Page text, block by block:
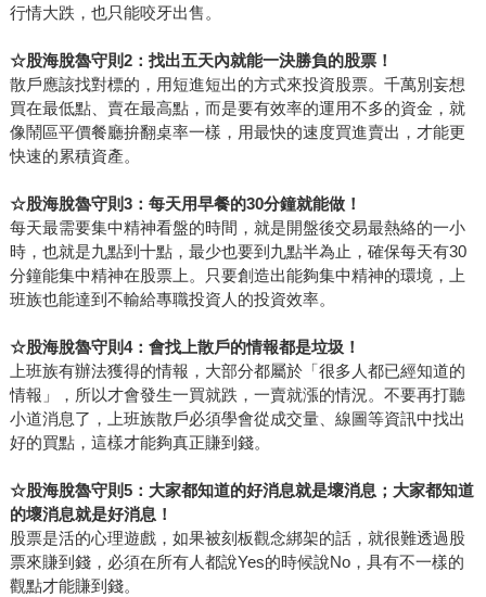
行情大跌，也只能咬牙出售。
☆股海脫魯守則2：找出五天內就能一決勝負的股票！
散戶應該找對標的，用短進短出的方式來投資股票。千萬別妄想
買在最低點、賣在最高點，而是要有效率的運用不多的資金，就
像鬧區平價餐廳拚翻桌率一樣，用最快的速度買進賣出，才能更
快速的累積資產。
☆股海脫魯守則3：每天用早餐的30分鐘就能做！
每天最需要集中精神看盤的時間，就是開盤後交易最熱絡的一小
時，也就是九點到十點，最少也要到九點半為止，確保每天有30
分鐘能集中精神在股票上。只要創造出能夠集中精神的環境，上
班族也能達到不輸給專職投資人的投資效率。
☆股海脫魯守則4：會找上散戶的情報都是垃圾！
上班族有辦法獲得的情報，大部分都屬於「很多人都已經知道的
情報」，所以才會發生一買就跌，一賣就漲的情況。不要再打聽
小道消息了，上班族散戶必須學會從成交量、線圖等資訊中找出
好的買點，這樣才能夠真正賺到錢。
☆股海脫魯守則5：大家都知道的好消息就是壞消息；大家都知道
的壞消息就是好消息！
股票是活的心理遊戲，如果被刻板觀念綁架的話，就很難透過股
票來賺到錢，必須在所有人都說Yes的時候說No，具有不一樣的
觀點才能賺到錢。